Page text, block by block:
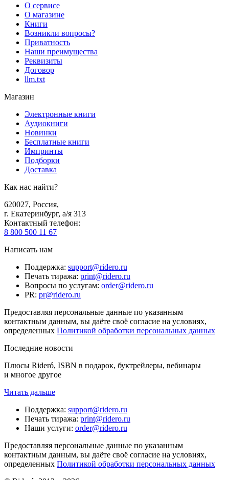
О сервисе
О магазине
Книги
Возникли вопросы?
Приватность
Наши преимущества
Реквизиты
Договор
llm.txt
Магазин
Электронные книги
Аудиокниги
Новинки
Бесплатные книги
Импринты
Подборки
Доставка
Как нас найти?
620027, Россия,
г. Екатеринбург, а/я 313
Контактный телефон:
8 800 500 11 67
Написать нам
Поддержка: support@ridero.ru
Печать тиража: print@ridero.ru
Вопросы по услугам: order@ridero.ru
PR: pr@ridero.ru
Предоставляя персональные данные по указанным
контактным данным, вы даёте своё согласие на условиях,
определенных Политикой обработки персональных данных
Последние новости
Плюсы Rideró, ISBN в подарок, буктрейлеры, вебинары
и многое другое
Читать дальше
Поддержка: support@ridero.ru
Печать тиража: print@ridero.ru
Наши услуги: order@ridero.ru
Предоставляя персональные данные по указанным
контактным данным, вы даёте своё согласие на условиях,
определенных Политикой обработки персональных данных